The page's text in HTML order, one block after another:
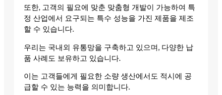
또한, 고객의 필요에 맞춘 맞춤형 개발이 가능하여 특
정 산업에서 요구되는 특수 성능을 가진 제품을 제조
할 수 있습니다.
우리는 국내외 유통망을 구축하고 있으며, 다양한 납
품 사례도 보유하고 있습니다.
이는 고객들에게 필요한 소량 생산에서도 적시에 공
급할 수 있는 능력을 의미합니다.